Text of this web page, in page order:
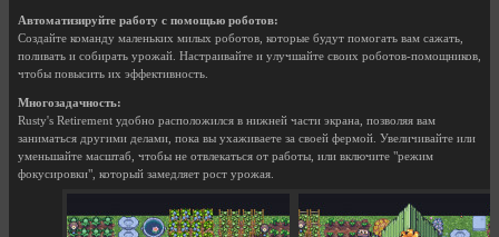
Автоматизируйте работу с помощью роботов:
Создайте команду маленьких милых роботов, которые будут помогать вам сажать,
поливать и собирать урожай. Настраивайте и улучшайте своих роботов-помощников,
чтобы повысить их эффективность.
Многозадачность:
Rusty's Retirement удобно расположился в нижней части экрана, позволяя вам
заниматься другими делами, пока вы ухаживаете за своей фермой. Увеличивайте или
уменьшайте масштаб, чтобы не отвлекаться от работы, или включите "режим
фокусировки", который замедляет рост урожая.